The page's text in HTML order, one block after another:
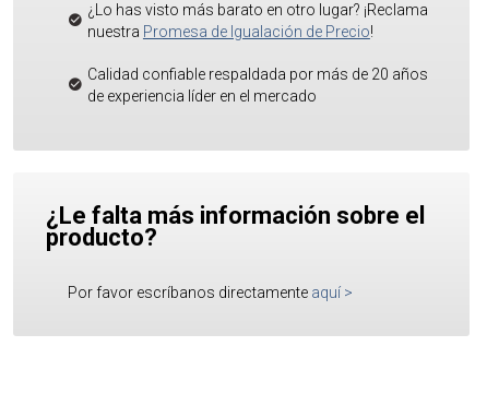
¿Lo has visto más barato en otro lugar? ¡Reclama
nuestra Promesa de Igualación de Precio!
Calidad confiable respaldada por más de 20 años
de experiencia líder en el mercado
¿Le falta más información sobre el
producto?
Por favor escríbanos directamente aquí >